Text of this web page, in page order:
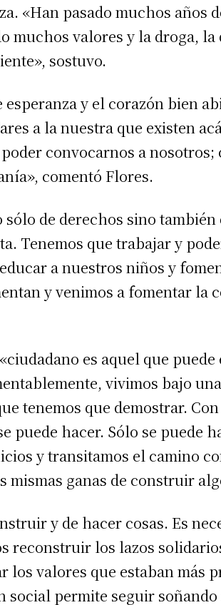
«Han pasado muchos años
muchos valores y la droga,
sostuvo.
esperanza y el corazón bien
a la nuestra que existen
convocarnos a nosotros;
comentó Flores.
de derechos sino
Tenemos que trabajar y
a nuestros niños y
y venimos a fomentar la
es aquel que
vivimos bajo
tenemos que demostrar.
puede hacer. Sólo se puede
y transitamos el camino
mismas ganas de construir
y de hacer cosas. Es
reconstruir los lazos
los valores que estaban más
social permite seguir soñando